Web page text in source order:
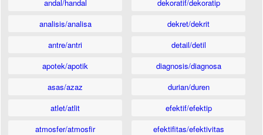
andal/handal
analisis/analisa
antre/antri
apotek/apotik
asas/azaz
atlet/atlit
atmosfer/atmosfir
dekoratif/dekoratip
dekret/dekrit
detail/detil
diagnosis/diagnosa
durian/duren
efektif/efektip
efektifitas/efektivitas